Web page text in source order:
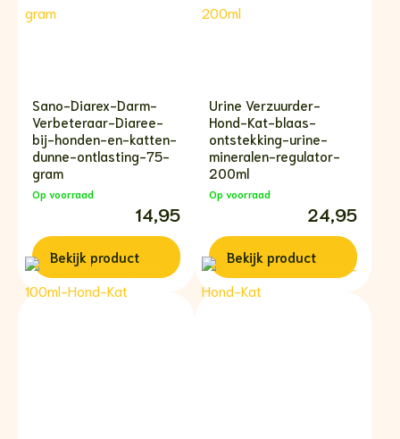
Sano-Diarex-Darm-
Verbeteraar-Diaree-
bij-honden-en-katten-
dunne-ontlasting-75-
gram
Op voorraad
14,95
Bekijk product
Urine Verzuurder-
Hond-Kat-blaas-
ontstekking-urine-
mineralen-regulator-
200ml
Op voorraad
24,95
Bekijk product